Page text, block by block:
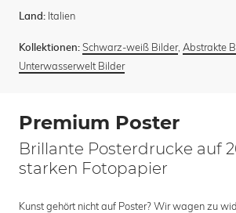
Land: Italien
Kollektionen: Schwarz-weiß Bilder, Abstrakte
Unterwasserwelt Bilder
Premium Poster
Brillante Posterdrucke auf
starken Fotopapier
Kunst gehört nicht auf Poster? Wir wagen zu